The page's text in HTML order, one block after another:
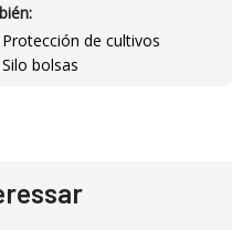
Protección de cultivos
Silo bolsas